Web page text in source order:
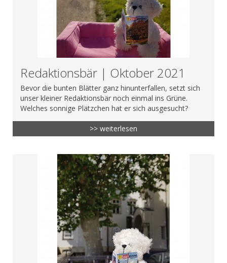
Redaktionsbär | Oktober 2021
Bevor die bunten Blätter ganz hinunterfallen, setzt sich
unser kleiner Redaktionsbär noch einmal ins Grüne.
Welches sonnige Plätzchen hat er sich ausgesucht?
>> weiterlesen